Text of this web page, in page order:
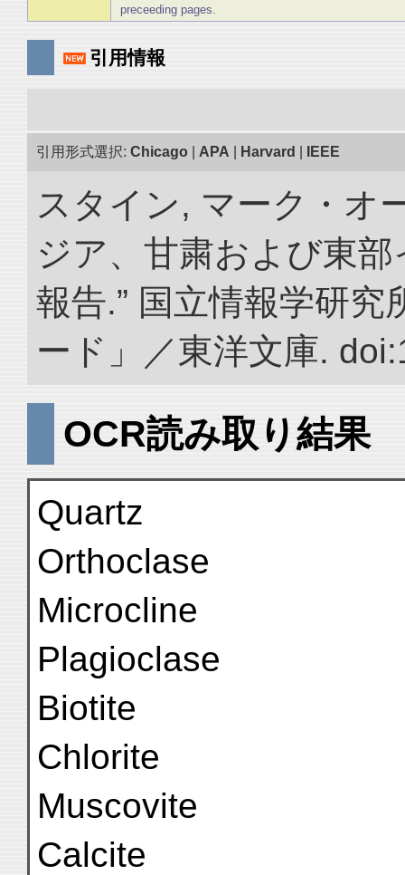
preceeding pages.
引用情報
引用形式選択: Chicago APA Harvard IEEE
スタイン, マーク・オ
ジア、甘粛および東
報告.” 国立情報学研
ード」／東洋文庫.
OCR読み取り結果
Quartz
Orthoclase
Microcline
Plagioclase
Biotite
Chlorite
Muscovite
Calcite